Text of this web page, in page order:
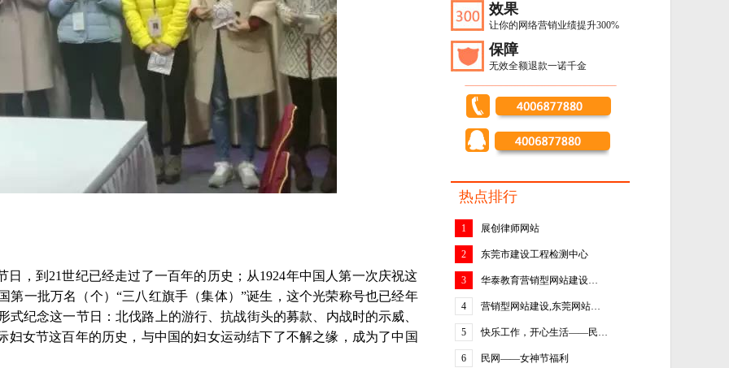
，到21世纪已经走过了一百年的历史；从1924年中国人第一次庆祝这
第一批万名（个）“三八红旗手（集体）”诞生，这个光荣称号也已经年
纪念这一节日：北伐路上的游行、抗战街头的募款、内战时的示威、
妇女节这百年的历史，与中国的妇女运动结下了不解之缘，成为了中国
效果
让你的网络营销业绩提升300%
保障
无效全额退款一诺千金
热点排行
1 展创律师网站
2 东莞市建设工程检测中心
3 华泰教育营销型网站建设…
4 营销型网站建设,东莞网站…
5 快乐工作，开心生活——民…
6 民网——女神节福利